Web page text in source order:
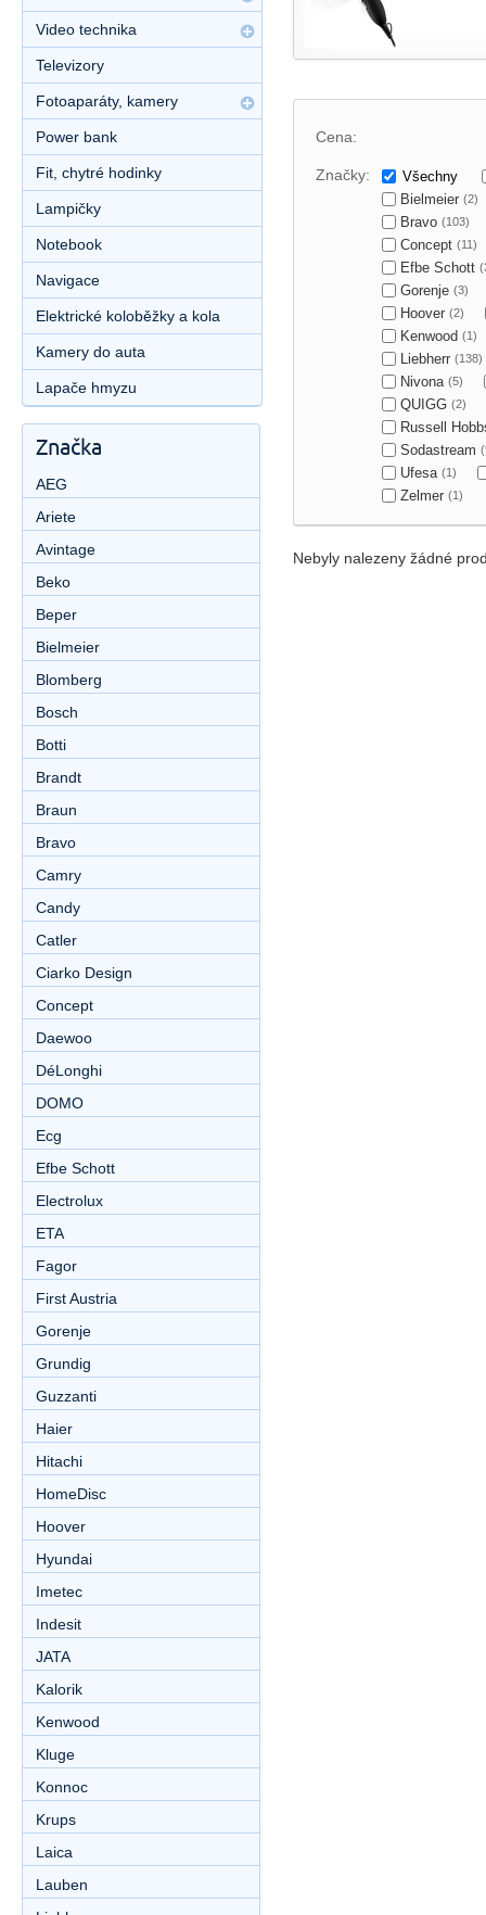
Cena:
Značky:
Všechny
Bielmeier (2)
Bravo (103)
Concept (11)
Efbe Schott
Gorenje (3)
Hoover (2)
Kenwood (1)
Liebherr (138)
Nivona (5)
QUIGG (2)
Russell
Sodastream
Ufesa (1)
Zelmer (1)
Nebyly nalezeny žádné
Video technika
Televizory
Fotoaparáty, kamery
Power bank
Fit, chytré hodinky
Lampičky
Notebook
Navigace
Elektrické koloběžky a kola
Kamery do auta
Lapače hmyzu
Značka
AEG
Ariete
Avintage
Beko
Beper
Bielmeier
Blomberg
Bosch
Botti
Brandt
Braun
Bravo
Camry
Candy
Catler
Ciarko Design
Concept
Daewoo
DéLonghi
DOMO
Ecg
Efbe Schott
Electrolux
ETA
Fagor
First Austria
Gorenje
Grundig
Guzzanti
Haier
Hitachi
HomeDisc
Hoover
Hyundai
Imetec
Indesit
JATA
Kalorik
Kenwood
Kluge
Konnoc
Krups
Laica
Lauben